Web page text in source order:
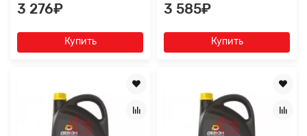
3 276₽
Купить
3 585₽
Купить